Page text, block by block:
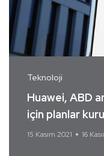
Teknoloji
Huawei, ABD
için planlar
15 Kasım 2021 16